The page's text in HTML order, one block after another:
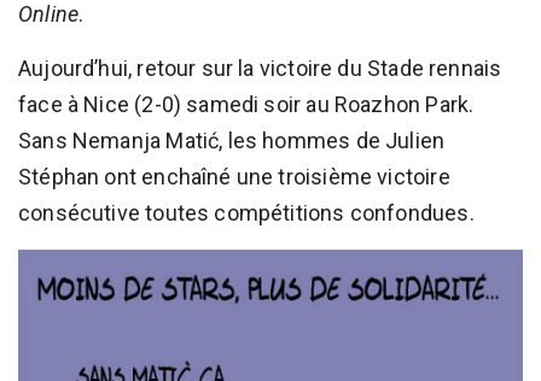
Online.
Aujourd’hui, retour sur la victoire du Stade rennais
face à Nice (2-0) samedi soir au Roazhon Park.
Sans Nemanja Matić, les hommes de Julien
Stéphan ont enchaîné une troisième victoire
consécutive toutes compétitions confondues.